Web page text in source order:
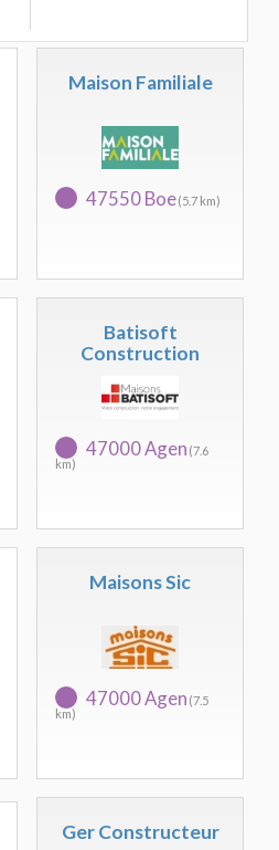
Maison Familiale
47550 Boe(5.7 km)
Batisoft
Construction
47000 Agen (7.6
km)
Maisons Sic
47000 Agen (7.5
km)
Ger Constructeur